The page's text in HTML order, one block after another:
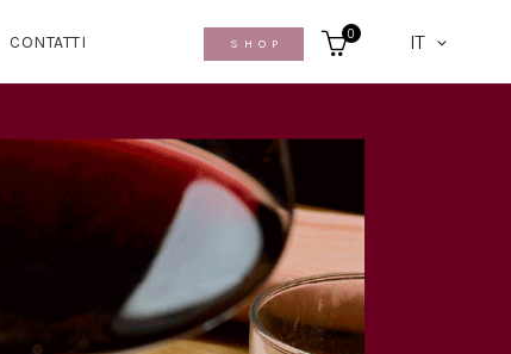
CONTATTI SHOP
0 IT